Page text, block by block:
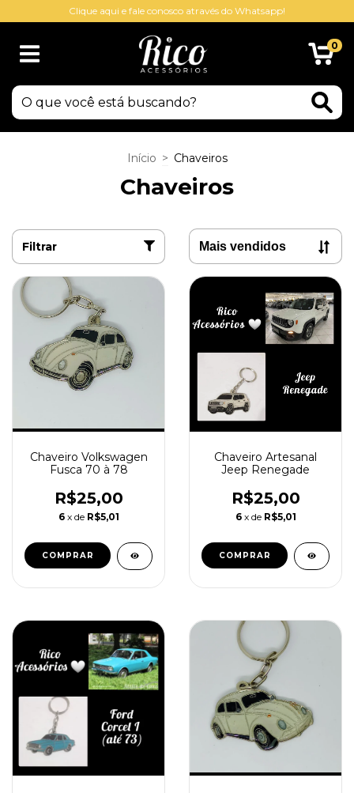
Clique aqui e fale conosco através do Whatsapp!
0
Início > Chaveiros
Chaveiros
Filtrar
Chaveiro Volkswagen
Fusca 70 à 78
R$25,00
6 x de R$5,01
Chaveiro Artesanal
Jeep Renegade
R$25,00
6 x de R$5,01